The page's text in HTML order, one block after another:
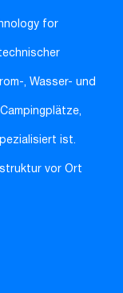
for
, Wasser- und
ist.
vor Ort